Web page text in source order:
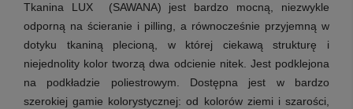
Tkanina LUX (SAWANA) jest bardzo mocną, niezwykle
odporną na ścieranie i pilling, a równocześnie przyjemną w
dotyku tkaniną plecioną, w której ciekawą strukturę i
niejednolity kolor tworzą dwa odcienie nitek. Jest podklejona
na podkładzie poliestrowym. Dostępna jest w bardzo
szerokiej gamie kolorystycznej: od kolorów ziemi i szarości,